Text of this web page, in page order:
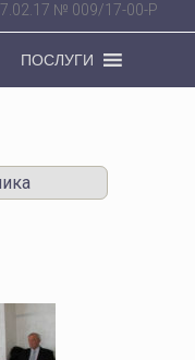
№ 009/17-00-Р
ПОСЛУГИ